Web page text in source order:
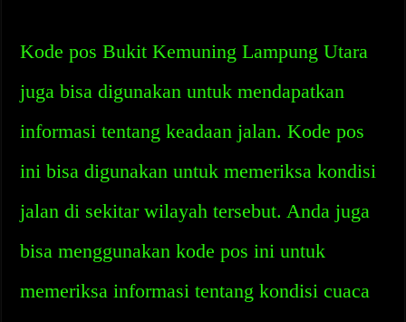
Kode pos Bukit Kemuning Lampung Utara
juga bisa digunakan untuk mendapatkan
informasi tentang keadaan jalan. Kode pos
ini bisa digunakan untuk memeriksa kondisi
jalan di sekitar wilayah tersebut. Anda juga
bisa menggunakan kode pos ini untuk
memeriksa informasi tentang kondisi cuaca